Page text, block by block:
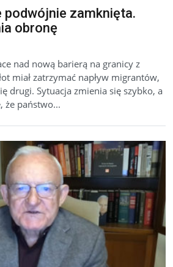
podwójnie zamknięta.
obronę
nad nową barierą na granicy z
miał zatrzymać napływ migrantów,
drugi. Sytuacja zmienia się szybko, a
że państwo...